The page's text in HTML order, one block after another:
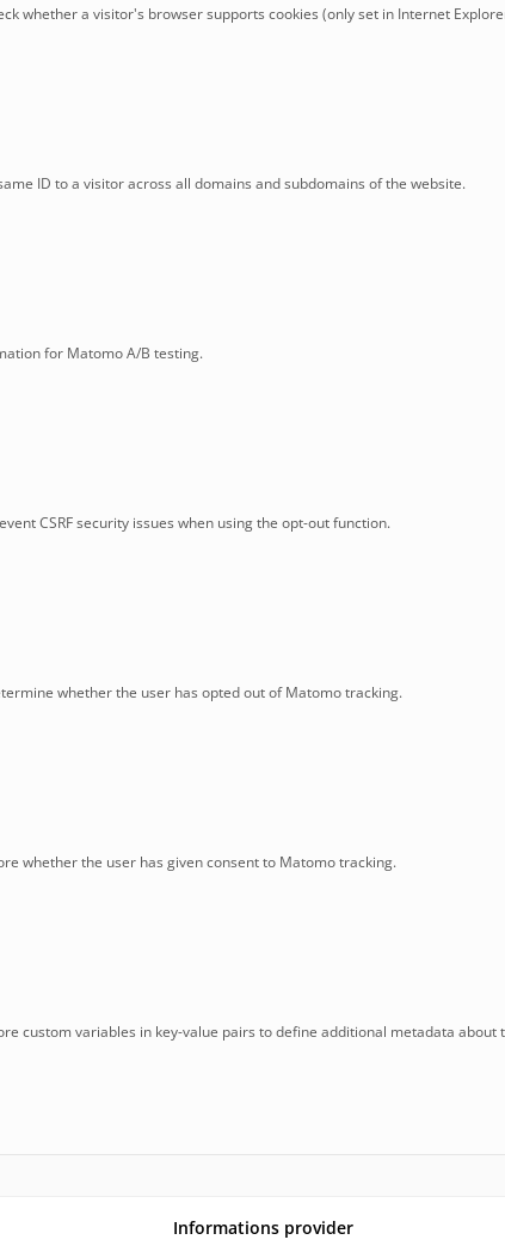
whether a visitor's browser supports cookies (only set in Internet
ID to a visitor across all domains and subdomains of the website.
for Matomo A/B testing.
CSRF security issues when using the opt-out function.
whether the user has opted out of Matomo tracking.
whether the user has given consent to Matomo tracking.
custom variables in key-value pairs to define additional metadata
Informations provider